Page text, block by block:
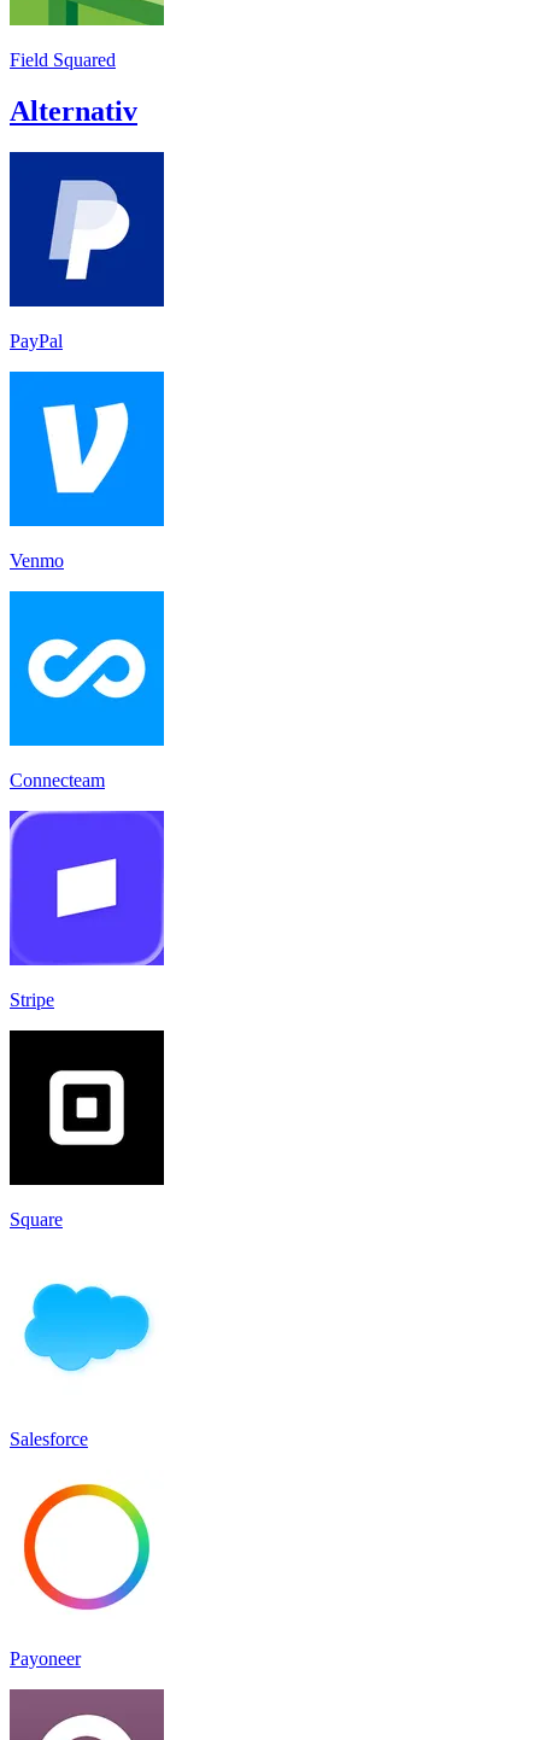
Field Squared
Alternativ
PayPal
Venmo
Connecteam
Stripe
Square
Salesforce
Payoneer